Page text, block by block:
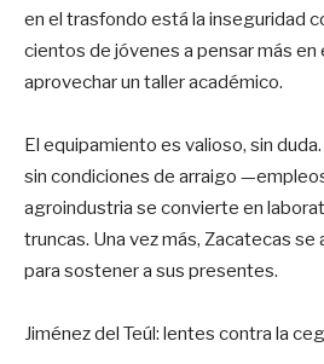
en el trasfondo está la inseguridad
cientos de jóvenes a pensar más en
aprovechar un taller académico.
El equipamiento es valioso, sin
sin condiciones de arraigo
agroindustria se convierte en
truncas. Una vez más, Zacatecas se
para sostener a sus presentes.
Jiménez del Teúl: lentes contra la